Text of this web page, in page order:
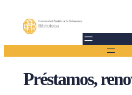
contenido
Préstamos,